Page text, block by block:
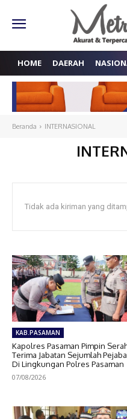
HOME DAERAH
Beranda INTERNASIONAL
Tidak ada kiriman yang
KAB.PASAMAN
Kapolres Pasaman Pimpin
Terima Jabatan Sejumlah
Di Lingkungan Polres Pasaman
07/08/2026